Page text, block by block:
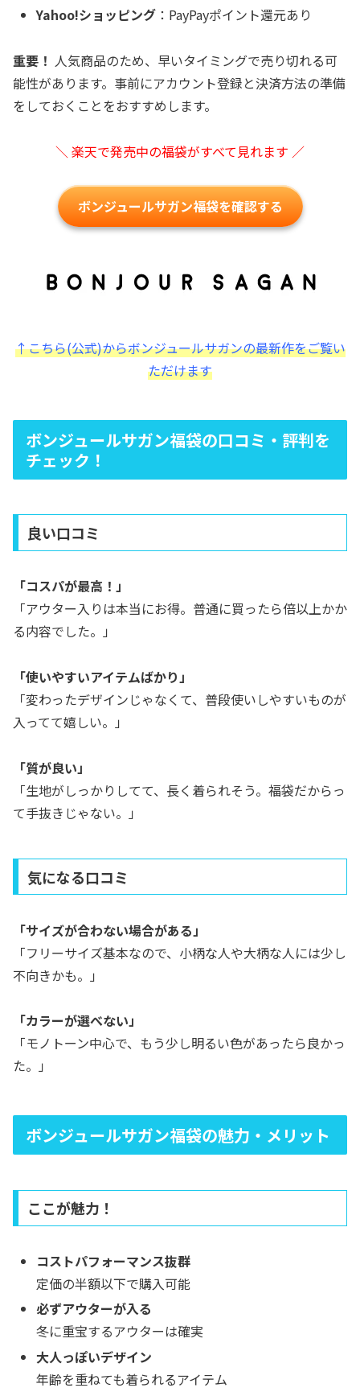
Yahoo!ショッピング ：PayPayポイント還元あり
重要！ 人気商品のため、早いタイミングで売り切れる可
能性があります。事前にアカウント登録と決済方法の準備
をしておくことをおすすめします。
＼ 楽天で発売中の福袋がすべて見れます ／
ボンジュールサガン福袋を確認する
↑こちら(公式)からボンジュールサガンの最新作をご覧い
ただけます
ボンジュールサガン福袋の口コミ・評判を
チェック！
良い口コミ
「コスパが最高！」
「アウター入りは本当にお得。普通に買ったら倍以上かか
る内容でした。」
「使いやすいアイテムばかり」
「変わったデザインじゃなくて、普段使いしやすいものが
入ってて嬉しい。」
「質が良い」
「生地がしっかりしてて、長く着られそう。福袋だからっ
て手抜きじゃない。」
気になる口コミ
「サイズが合わない場合がある」
「フリーサイズ基本なので、小柄な人や大柄な人には少し
不向きかも。」
「カラーが選べない」
「モノトーン中心で、もう少し明るい色があったら良かっ
た。」
ボンジュールサガン福袋の魅力・メリット
ここが魅力！
コストパフォーマンス抜群
定価の半額以下で購入可能
必ずアウターが入る
冬に重宝するアウターは確実
大人っぽいデザイン
年齢を重ねても着られるアイテム